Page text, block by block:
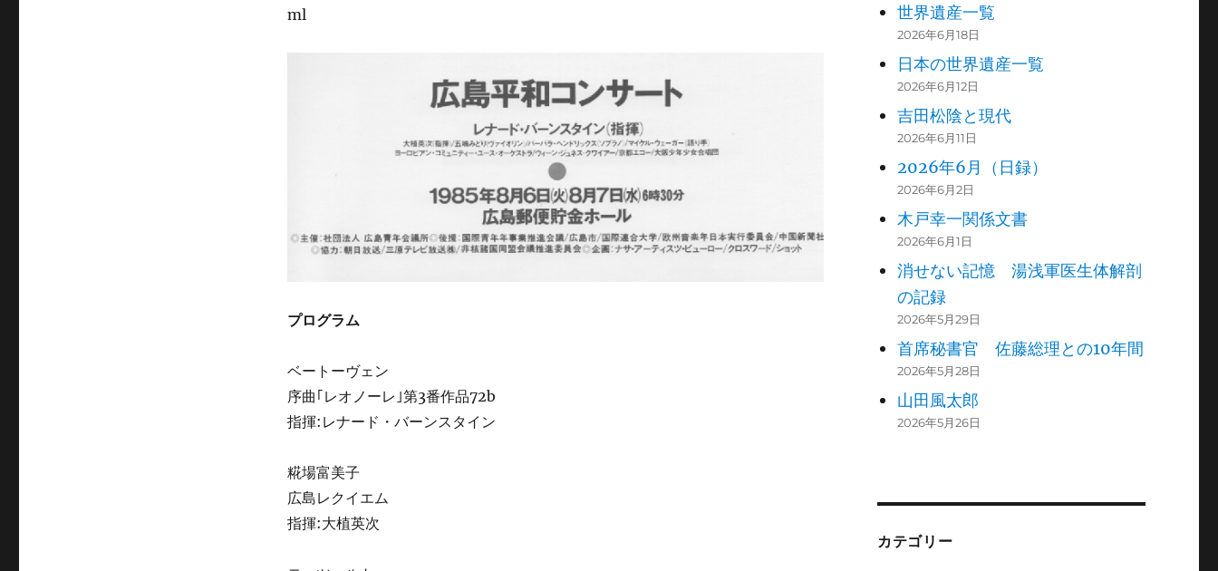
ml
プログラム
ベートーヴェン
序曲｢レオノーレ｣第3番作品72b
指揮:レナード・バーンスタイン
糀場富美子
広島レクイエム
指揮:大植英次
世界遺産一覧
2026年6月18日
日本の世界遺産一覧
2026年6月12日
吉田松陰と現代
2026年6月11日
2026年6月（日録）
2026年6月2日
木戸幸一関係文書
2026年6月1日
消せない記憶 湯浅軍医生体解剖
の記録
2026年5月29日
首席秘書官 佐藤総理との10年間
2026年5月28日
山田風太郎
2026年5月26日
カテゴリー